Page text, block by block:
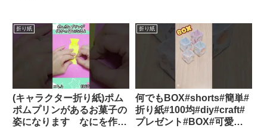
折り紙
(キャラクター折り紙)ポム
ポムプリンがあるお菓子の
姿になります なにを作っ
折り紙
何でもBOX#shorts#簡単#
折り紙#100均#diy#craft#
プレゼント#BOX#可愛い –